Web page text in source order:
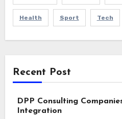
Health Sport Tech
Recent Post
DPP Consulting
Integration